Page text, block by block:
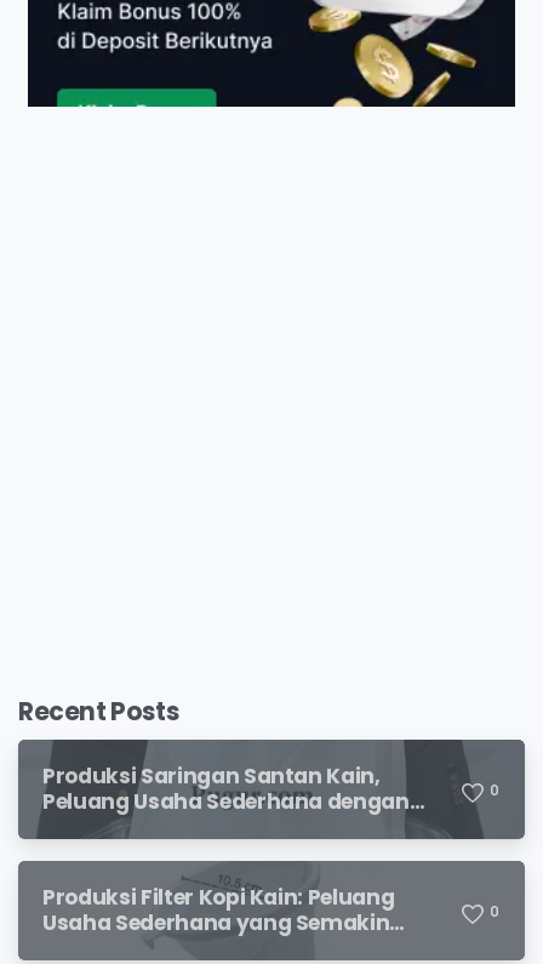
Recent Posts
Produksi Saringan Santan Kain,
Peluang Usaha Sederhana dengan
Permintaan yang Terus Meningkat
0
Produksi Filter Kopi Kain: Peluang
Usaha Sederhana yang Semakin
Diminati Pecinta Kopi
0